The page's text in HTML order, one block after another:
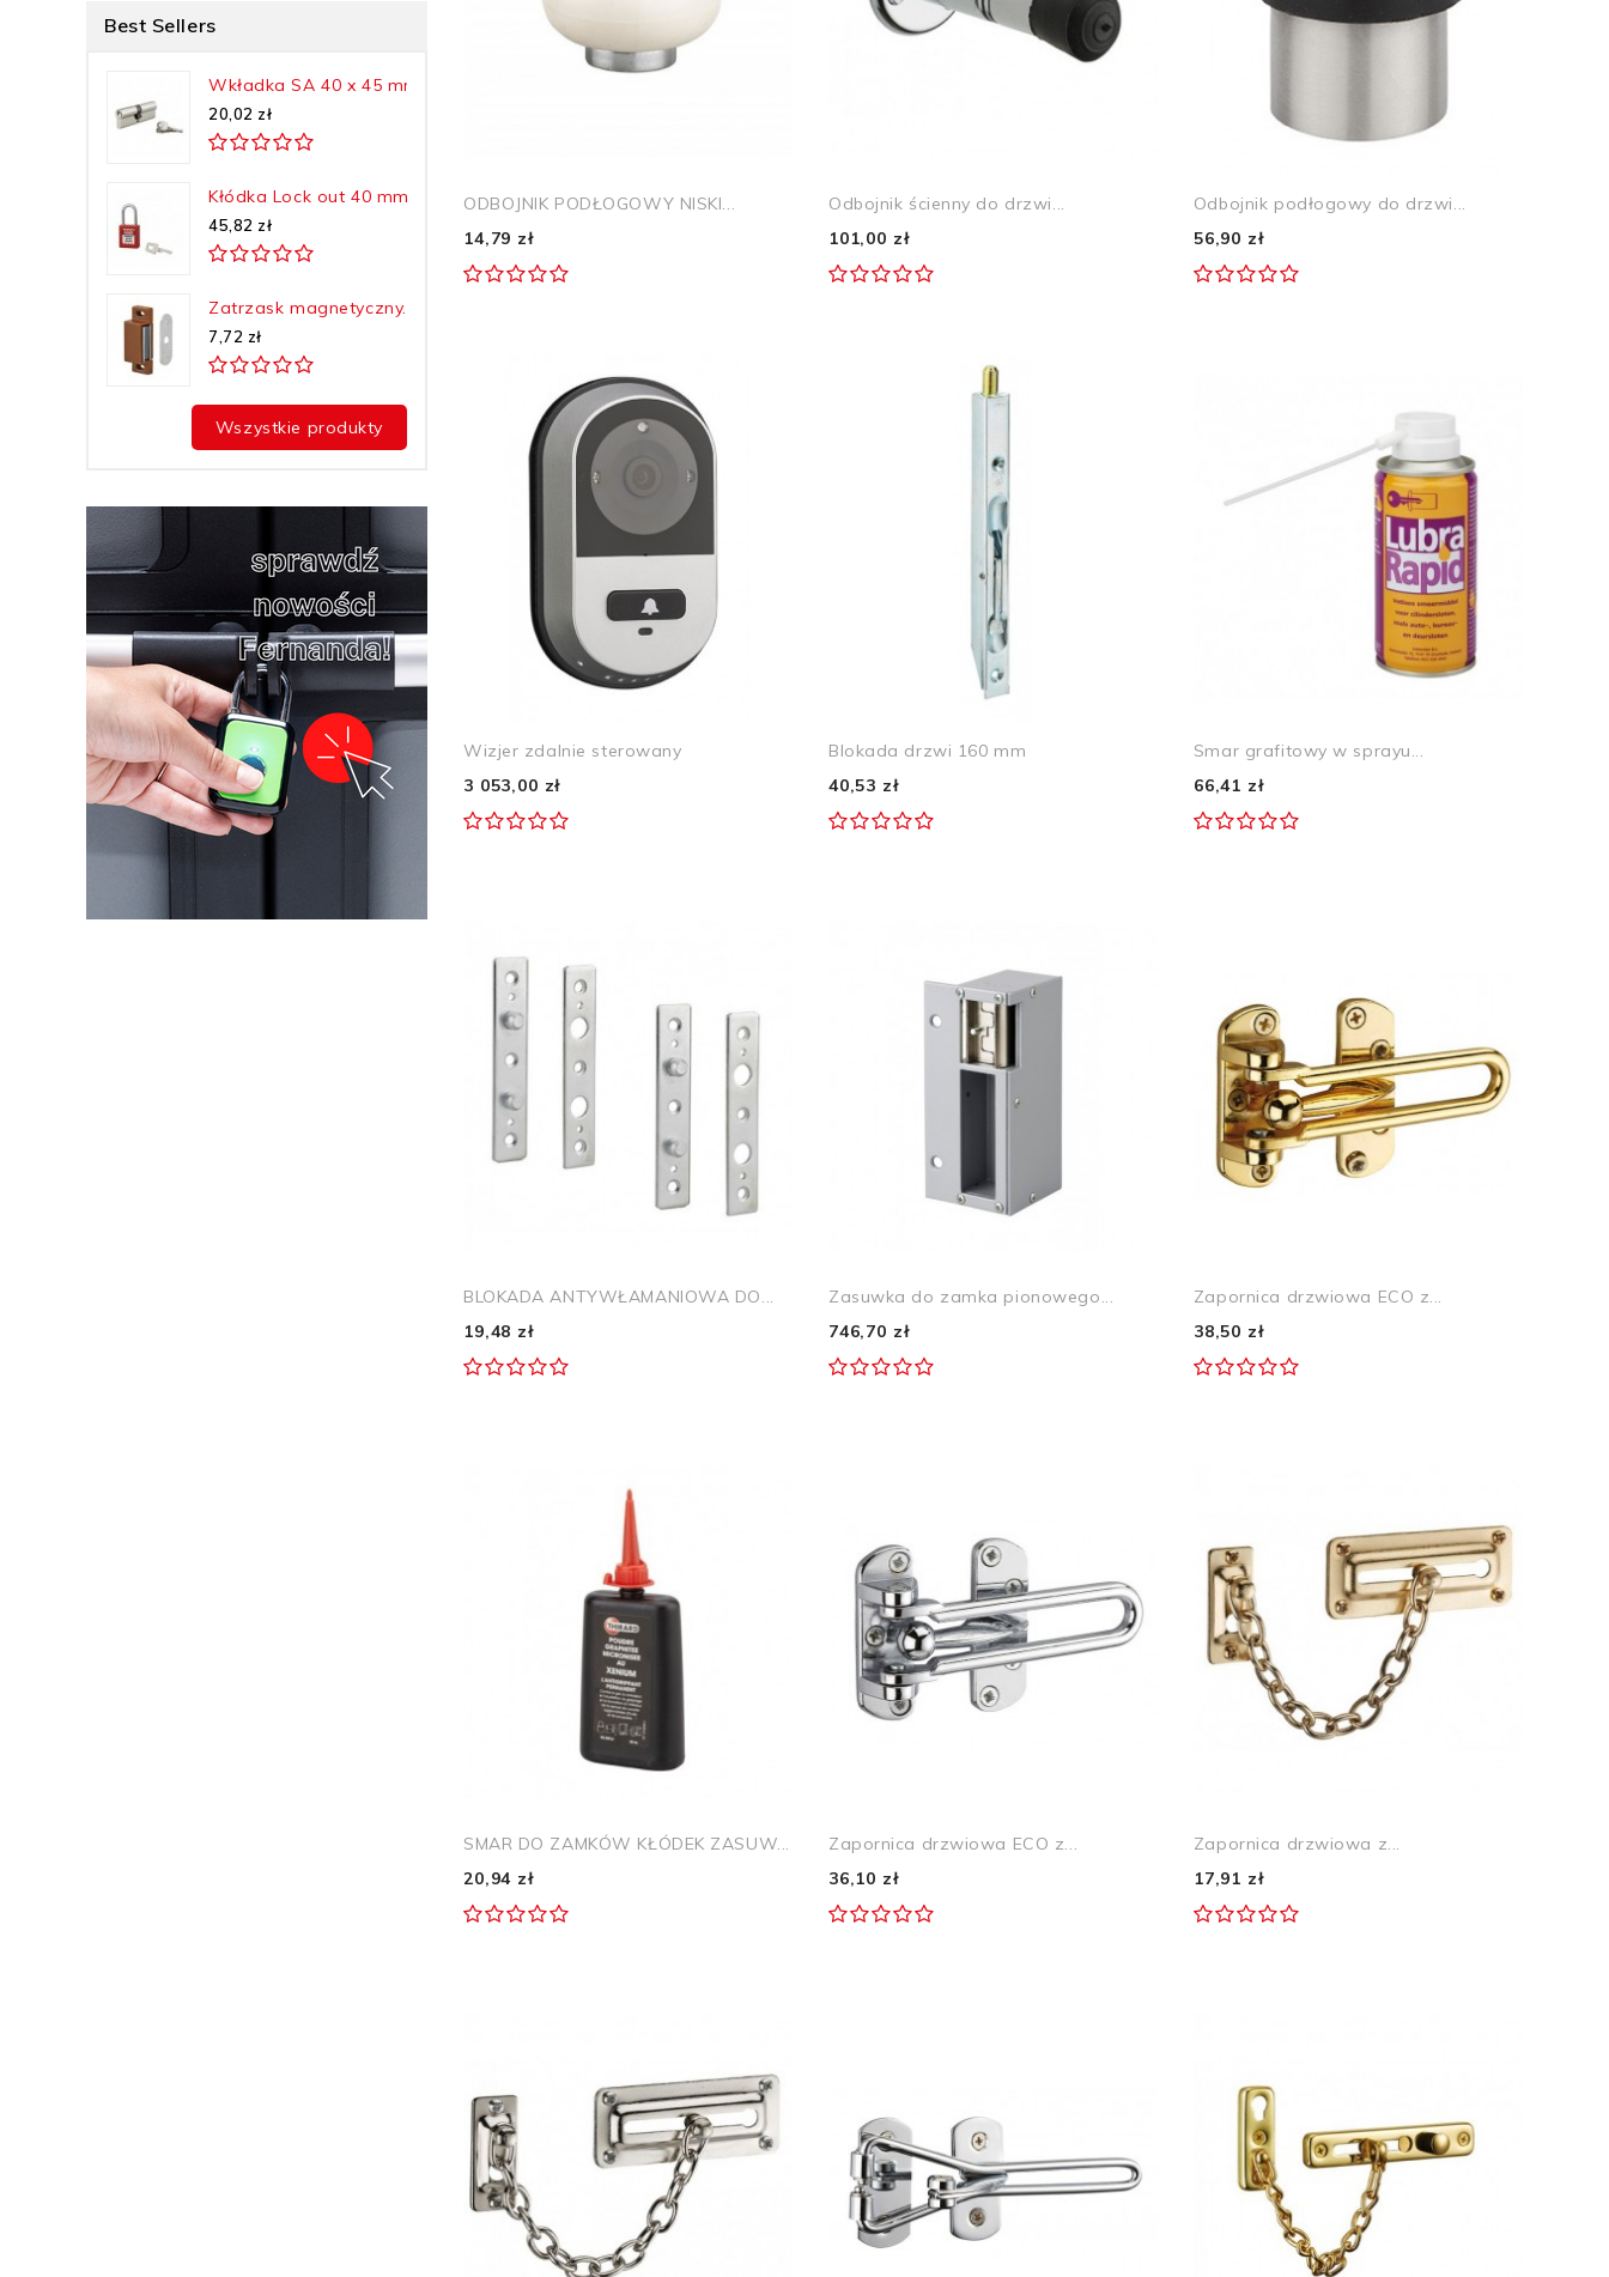
Best Sellers
Wkładka SA 40 x 45 mm,...
20,02 zł
Kłódka Lock out 40 mm...
45,82 zł
Zatrzask magnetyczny...
7,72 zł
Wszystkie produkty
ODBOJNIK PODŁOGOWY NISKI...
14,79 zł
Odbojnik ścienny do drzwi...
101,00 zł
Odbojnik podłogowy do drzwi...
56,90 zł
Wizjer zdalnie sterowany
3 053,00 zł
Blokada drzwi 160 mm
40,53 zł
Smar grafitowy w sprayu...
66,41 zł
BLOKADA ANTYWŁAMANIOWA DO...
19,48 zł
Zasuwka do zamka pionowego...
746,70 zł
Zapornica drzwiowa ECO z...
38,50 zł
SMAR DO ZAMKÓW KŁÓDEK ZASUW...
20,94 zł
Zapornica drzwiowa ECO z...
36,10 zł
Zapornica drzwiowa z...
17,91 zł